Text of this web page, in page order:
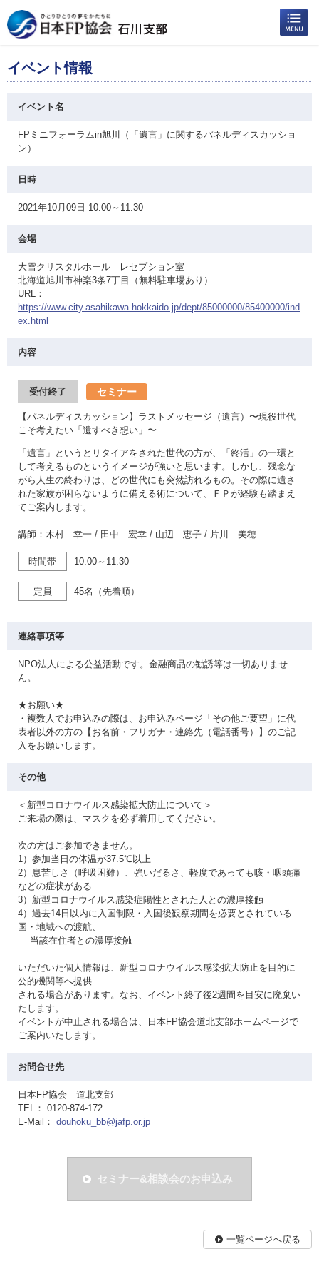
イベント情報
イベント名
FPミニフォーラムin旭川（「遺言」に関するパネルディスカッショ
ン）
日時
2021年10月09日 10:00～11:30
会場
大雪クリスタルホール レセプション室
北海道旭川市神楽3条7丁目（無料駐車場あり）
URL：
https://www.city.asahikawa.hokkaido.jp/dept/85000000/85400000/ind
ex.html
内容
受付終了 セミナー
【パネルディスカッション】ラストメッセージ（遺言）〜現役世代
こそ考えたい「遺すべき想い」〜
「遺言」というとリタイアをされた世代の方が、「終活」の一環と
して考えるものというイメージが強いと思います。しかし、残念な
がら人生の終わりは、どの世代にも突然訪れるもの。その際に遺さ
れた家族が困らないように備える術について、ＦＰが経験も踏まえ
てご案内します。
講師：木村 幸一 / 田中 宏幸 / 山辺 恵子 / 片川 美穂
時間帯 10:00～11:30
定員 45名（先着順）
連絡事項等
NPO法人による公益活動です。金融商品の勧誘等は一切ありませ
ん。
★お願い★
・複数人でお申込みの際は、お申込みページ「その他ご要望」に代
表者以外の方の【お名前・フリガナ・連絡先（電話番号）】のご記
入をお願いします。
その他
＜新型コロナウイルス感染拡大防止について＞
ご来場の際は、マスクを必ず着用してください。
次の方はご参加できません。
1）参加当日の体温が37.5℃以上
2）息苦しさ（呼吸困難）、強いだるさ、軽度であっても咳・咽頭痛
などの症状がある
3）新型コロナウイルス感染症陽性とされた人との濃厚接触
4）過去14日以内に入国制限・入国後観察期間を必要とされている
国・地域への渡航、
当該在住者との濃厚接触
いただいた個人情報は、新型コロナウイルス感染拡大防止を目的に
公的機関等へ提供
される場合があります。なお、イベント終了後2週間を目安に廃棄い
たします。
イベントが中止される場合は、日本FP協会道北支部ホームページで
ご案内いたします。
お問合せ先
日本FP協会 道北支部
TEL： 0120-874-172
E-Mail： douhoku_bb@jafp.or.jp
セミナー&相談会のお申込み
一覧ページへ戻る